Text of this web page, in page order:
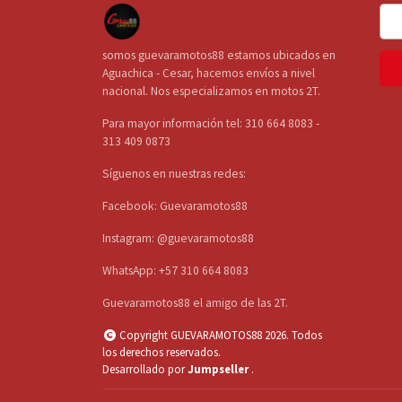
somos guevaramotos88 estamos ubicados en
Aguachica - Cesar, hacemos envíos a nivel
nacional. Nos especializamos en motos 2T.
Para mayor información tel: 310 664 8083 -
313 409 0873
Síguenos en nuestras redes:
Facebook: Guevaramotos88
Instagram: @guevaramotos88
WhatsApp: +57 310 664 8083
Guevaramotos88 el amigo de las 2T.
Copyright GUEVARAMOTOS88 2026. Todos
los derechos reservados.
Desarrollado porJumpseller .